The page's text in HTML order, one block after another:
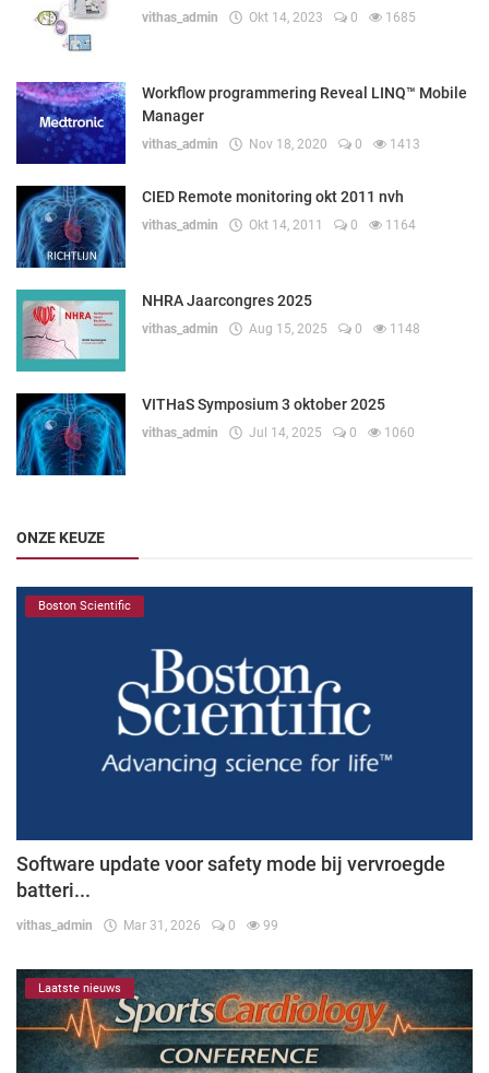
vithas_admin Okt 14, 2023 0 1685
Workflow programmering Reveal LINQ™ Mobile
Manager
vithas_admin Nov 18, 2020 0 1413
CIED Remote monitoring okt 2011 nvh
vithas_admin Okt 14, 2011 0 1164
NHRA Jaarcongres 2025
vithas_admin Aug 15, 2025 0 1148
VITHaS Symposium 3 oktober 2025
vithas_admin Jul 14, 2025 0 1060
ONZE KEUZE
Boston Scientific
Software update voor safety mode bij vervroegde
batteri...
vithas_admin Mar 31, 2026 0 99
Laatste nieuws